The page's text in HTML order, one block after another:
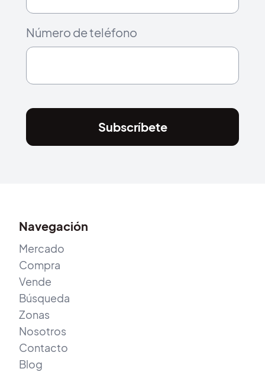
Número de teléfono
Subscríbete
Navegación
Mercado
Compra
Vende
Búsqueda
Zonas
Nosotros
Contacto
Blog